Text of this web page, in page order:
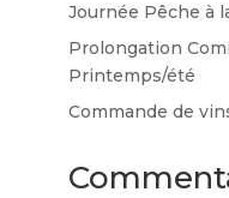
Journée Pêche à
Prolongation
Printemps/été
Commande de